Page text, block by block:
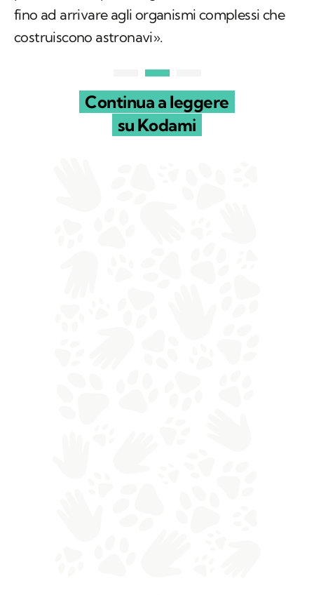
fino ad arrivare agli organismi complessi che
costruiscono astronavi».
Continua a leggere
su Kodami